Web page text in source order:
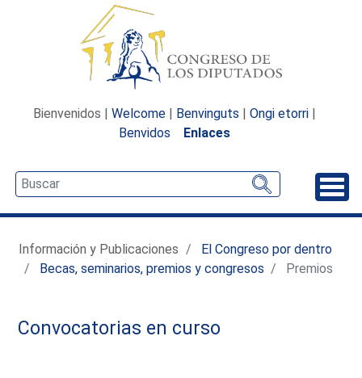
Bienvenidos | Welcome | Benvinguts | Ongi etorri |
Benvidos
Enlaces
Información y Publicaciones
El Congreso por dentro
Becas, seminarios, premios y congresos
Premios
Convocatorias en curso